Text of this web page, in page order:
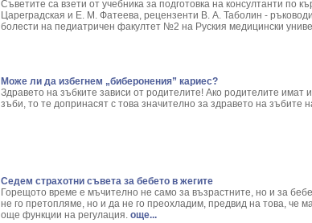
Съветите са взети от учебника за подготовка на консултанти по
Цареградская и Е. М. Фатеева, рецензенти В. А. Таболин -
болести на педиатричен факултет №2 на Руския медицински
Може ли да избегнем „биберонения” кариес?
Здравето на зъбките зависи от родителите! Ако родителите имат
зъби, то те допринасят с това значително за здравето на зъбите
Седем страхотни съвета за бебето в жегите
Горещото време е мъчително не само за възрастните, но и за
не го претопляме, но и да не го преохладим, предвид на това, че
още функции на регулация. още...